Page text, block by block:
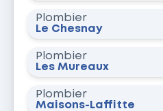
Plombier
Le Chesnay
Plombier
Les Mureaux
Plombier
Maisons-Laffitte